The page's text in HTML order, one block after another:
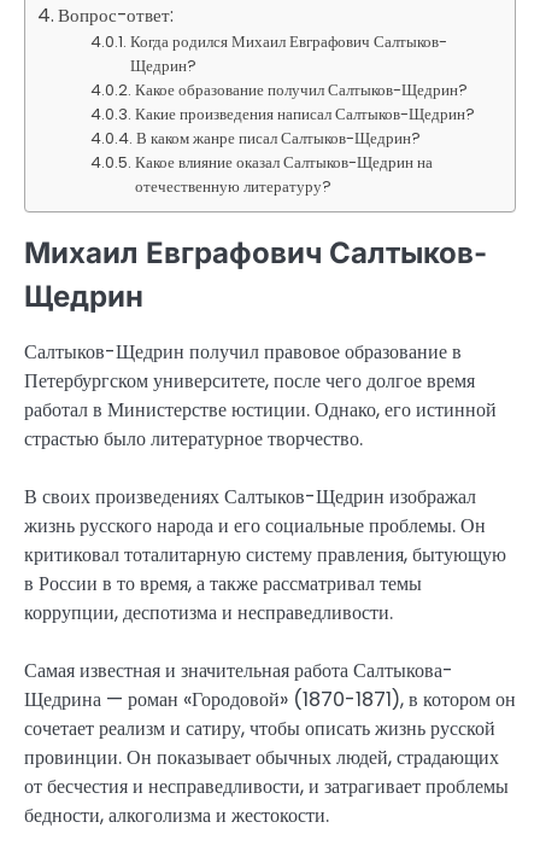
Вопрос-ответ:
Когда родился Михаил Евграфович Салтыков-
Щедрин?
Какое образование получил Салтыков-Щедрин?
Какие произведения написал Салтыков-Щедрин?
В каком жанре писал Салтыков-Щедрин?
Какое влияние оказал Салтыков-Щедрин на
отечественную литературу?
Михаил Евграфович Салтыков-
Щедрин
Салтыков-Щедрин получил правовое образование в
Петербургском университете, после чего долгое время
работал в Министерстве юстиции. Однако, его истинной
страстью было литературное творчество.
В своих произведениях Салтыков-Щедрин изображал
жизнь русского народа и его социальные проблемы. Он
критиковал тоталитарную систему правления, бытующую
в России в то время, а также рассматривал темы
коррупции, деспотизма и несправедливости.
Самая известная и значительная работа Салтыкова-
Щедрина — роман «Городовой» (1870-1871), в котором он
сочетает реализм и сатиру, чтобы описать жизнь русской
провинции. Он показывает обычных людей, страдающих
от бесчестия и несправедливости, и затрагивает проблемы
бедности, алкоголизма и жестокости.